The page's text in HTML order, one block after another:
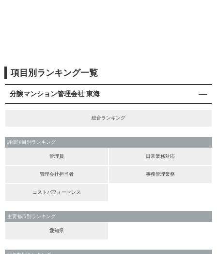
項目別ランキング一覧
分譲マンション管理会社 東海
総合ランキング
評価項目別ランキング
管理員 日常業務対応
管理会社担当者 事務管理業務
コストパフォーマンス
主要都市別ランキング
愛知県